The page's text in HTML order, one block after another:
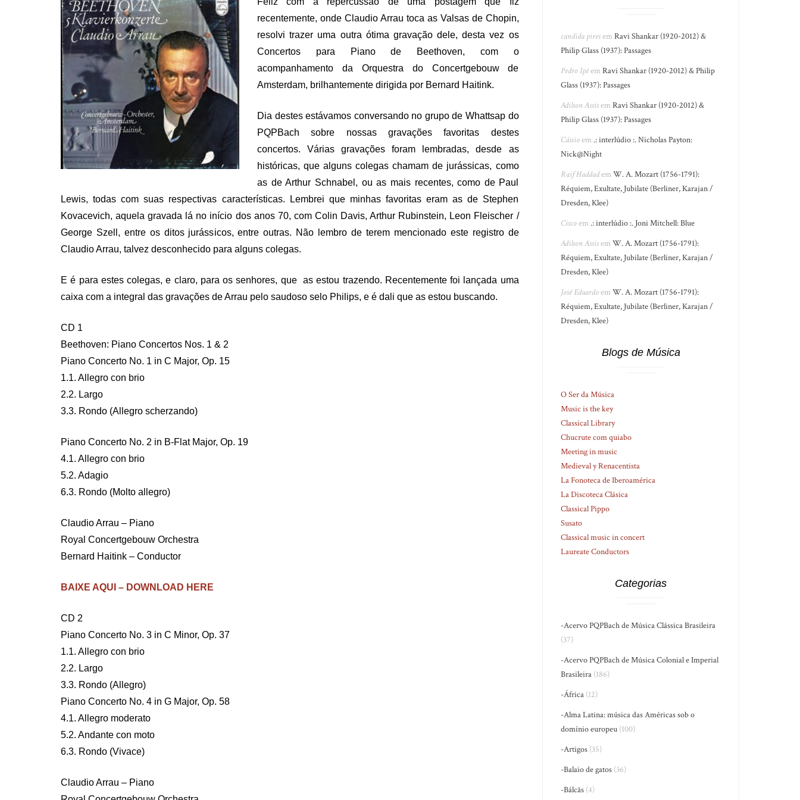
recentemente, onde Claudio Arrau toca as Valsas de Chopin,
resolvi trazer uma outra ótima gravação dele, desta vez os
Concertos para Piano de Beethoven, com o
acompanhamento da Orquestra do Concertgebouw de
Amsterdam, brilhantemente dirigida por Bernard Haitink.
Dia destes estávamos conversando no grupo de Whattsap do
PQPBach sobre nossas gravações favoritas destes
concertos. Várias gravações foram lembradas, desde as
históricas, que alguns colegas chamam de jurássicas, como
as de Arthur Schnabel, ou as mais recentes, como de Paul
Lewis, todas com suas respectivas características. Lembrei que minhas favoritas eram as de Stephen
Kovacevich, aquela gravada lá no início dos anos 70, com Colin Davis, Arthur Rubinstein, Leon Fleischer /
George Szell, entre os ditos jurássicos, entre outras. Não lembro de terem mencionado este registro de
Claudio Arrau, talvez desconhecido para alguns colegas.
E é para estes colegas, e claro, para os senhores, que as estou trazendo. Recentemente foi lançada uma
caixa com a integral das gravações de Arrau pelo saudoso selo Philips, e é dali que as estou buscando.
CD 1
Beethoven: Piano Concertos Nos. 1 & 2
Piano Concerto No. 1 in C Major, Op. 15
1.1. Allegro con brio
2.2. Largo
3.3. Rondo (Allegro scherzando)
Piano Concerto No. 2 in B-Flat Major, Op. 19
4.1. Allegro con brio
5.2. Adagio
6.3. Rondo (Molto allegro)
Claudio Arrau – Piano
Royal Concertgebouw Orchestra
Bernard Haitink – Conductor
BAIXE AQUI – DOWNLOAD HERE
CD 2
Piano Concerto No. 3 in C Minor, Op. 37
1.1. Allegro con brio
2.2. Largo
3.3. Rondo (Allegro)
Piano Concerto No. 4 in G Major, Op. 58
4.1. Allegro moderato
5.2. Andante con moto
6.3. Rondo (Vivace)
Claudio Arrau – Piano
candida piresemRavi Shankar (1920-2012) &
Philip Glass (1937): Passages
Pedro IpêemRavi Shankar (1920-2012) & Philip
Glass (1937): Passages
Adilson AssisemRavi Shankar (1920-2012) &
Philip Glass (1937): Passages
Cássioem .: interlúdio :. Nicholas Payton:
Nick@Night
Raif HaddademW. A. Mozart (1756-1791):
Réquiem, Exultate, Jubilate (Berliner, Karajan /
Dresden, Klee)
Ciscoem .: interlúdio :. Joni Mitchell: Blue
Adilson AssisemW. A. Mozart (1756-1791):
Réquiem, Exultate, Jubilate (Berliner, Karajan /
Dresden, Klee)
José EduardoemW. A. Mozart (1756-1791):
Réquiem, Exultate, Jubilate (Berliner, Karajan /
Dresden, Klee)
Blogs de Música
O Ser da Música
Music is the key
Classical Library
Chucrute com quiabo
Meeting in music
Medieval y Renacentista
La Fonoteca de Iberoamérica
La Discoteca Clásica
Classical Pippo
Susato
Classical music in concert
Laureate Conductors
Categorias
-Acervo PQPBach de Música Clássica Brasileira
(37)
-Acervo PQPBach de Música Colonial e Imperial
Brasileira (186)
-África (12)
-Alma Latina: música das Américas sob o
domínio europeu (100)
-Artigos (35)
-Balaio de gatos (36)
-Bálcãs (4)